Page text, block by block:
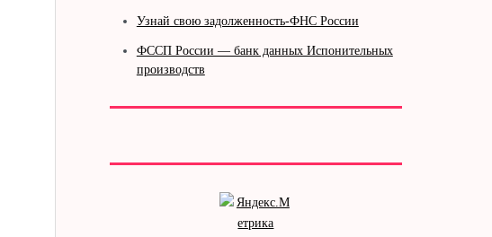
Узнай свою задолженность-ФНС России
ФССП России — банк данных Испонительных
производств